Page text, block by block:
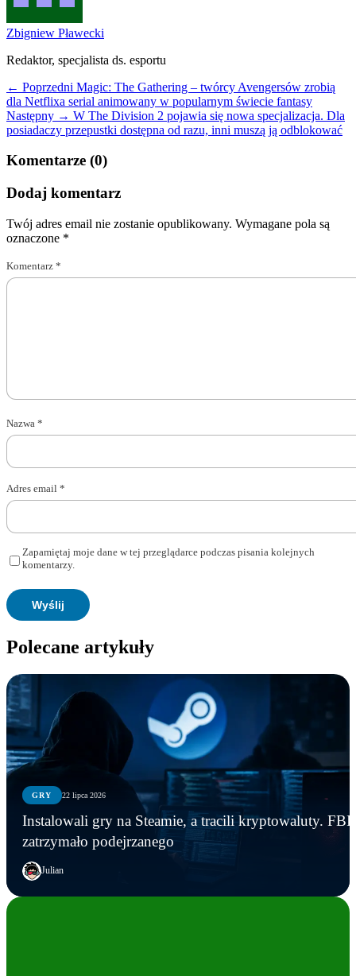
Zbigniew Pławecki
Redaktor, specjalista ds. esportu
← Poprzedni Magic: The Gathering – twórcy Avengersów zrobią
dla Netflixa serial animowany w popularnym świecie fantasy
Następny → W The Division 2 pojawia się nowa specjalizacja. Dla
posiadaczy przepustki dostępna od razu, inni muszą ją odblokować
Komentarze (0)
Dodaj komentarz
Twój adres email nie zostanie opublikowany. Wymagane pola są
oznaczone *
Komentarz *
Nazwa *
Adres email *
Zapamiętaj moje dane w tej przeglądarce podczas pisania kolejnych
komentarzy.
Polecane artykuły
GRY 22 lipca 2026
Instalowali gry na Steamie, a tracili kryptowaluty. FBI
zatrzymało podejrzanego
Julian